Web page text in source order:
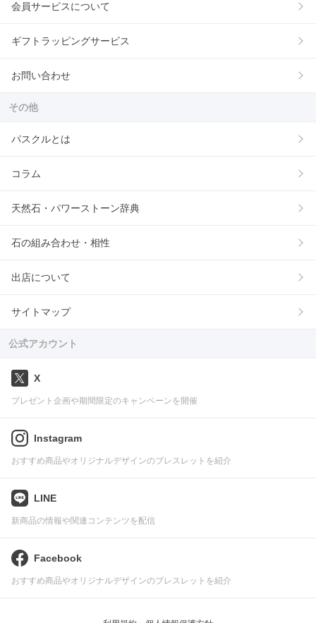
会員サービスについて
ギフトラッピングサービス
お問い合わせ
その他
パスクルとは
コラム
天然石・パワーストーン辞典
石の組み合わせ・相性
出店について
サイトマップ
公式アカウント
X
プレゼント企画や期間限定のキャンペーンを開催
Instagram
おすすめ商品やオリジナルデザインのブレスレットを紹介
LINE
新商品の情報や関連コンテンツを配信
Facebook
おすすめ商品やオリジナルデザインのブレスレットを紹介